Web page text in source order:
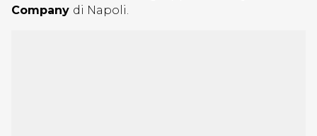
Company di Napoli.